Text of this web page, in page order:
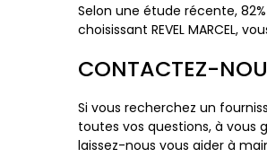
Selon une étude récente,
choisissant REVEL
CONTACTEZ-
Si vous recherchez un
toutes vos questions, à vous
laissez-nous vous aider à